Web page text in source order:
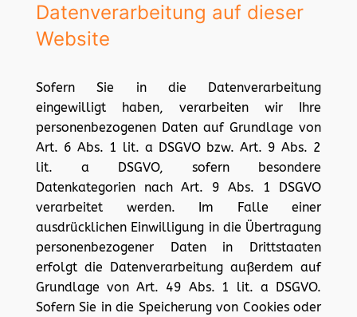
Datenverarbeitung auf dieser
Website
Sofern Sie in die Datenverarbeitung
eingewilligt haben, verarbeiten wir Ihre
personenbezogenen Daten auf Grundlage von
Art. 6 Abs. 1 lit. a DSGVO bzw. Art. 9 Abs. 2
lit. a DSGVO, sofern besondere
Datenkategorien nach Art. 9 Abs. 1 DSGVO
verarbeitet werden. Im Falle einer
ausdrücklichen Einwilligung in die Übertragung
personenbezogener Daten in Drittstaaten
erfolgt die Datenverarbeitung außerdem auf
Grundlage von Art. 49 Abs. 1 lit. a DSGVO.
Sofern Sie in die Speicherung von Cookies oder